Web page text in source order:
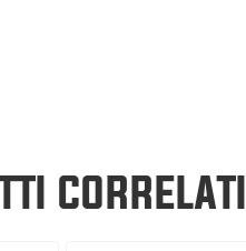
CORRELATI